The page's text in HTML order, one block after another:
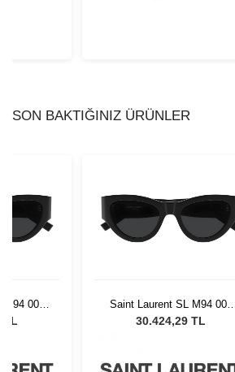
SON BAKTIĞINIZ ÜRÜNLER
001
TL
Saint Laurent SL M94 001
Kadın Güneş Gözlüğü
30.424,29 TL